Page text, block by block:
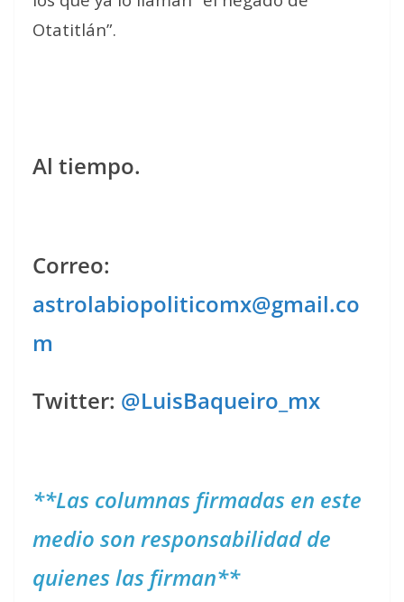
Otatitlán”.
Al tiempo.
Correo:
astrolabiopoliticomx@gmail.co
m
Twitter: @LuisBaqueiro_mx
**Las columnas firmadas en este
medio son responsabilidad de
quienes las firman**